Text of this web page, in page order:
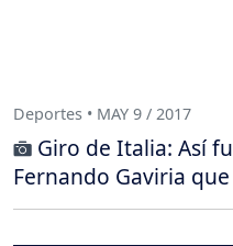
Deportes • MAY 9 / 2017
Giro de Italia: Así
Fernando Gaviria